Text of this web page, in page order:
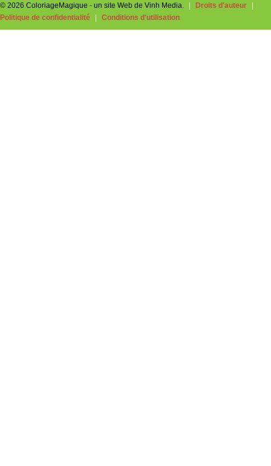
© 2026 ColoriageMagique - un site Web de Vinh Media. Droits d'auteur
Politique de confidentialité
Conditions d'utilisation